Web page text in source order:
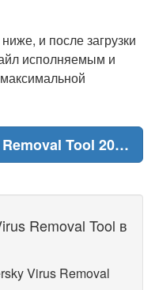
и после загрузки
исполняемым и
Скачать Kaspersky Virus Removal Tool 2024 для Linux
Removal Tool в
Virus Removal